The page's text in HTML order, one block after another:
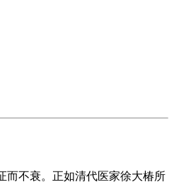
而不衰。正如清代医家徐大椿所